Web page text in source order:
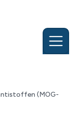
(MOG-